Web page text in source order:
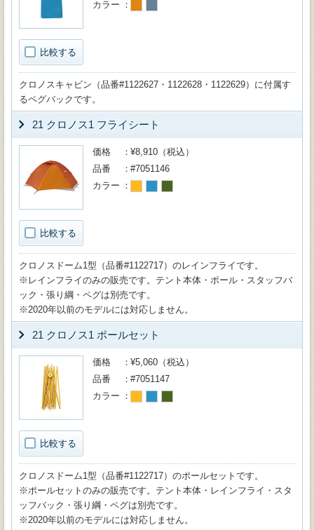
比較する
カラー
クロノスキャビン（品番#1122627・1122628・1122629）に付属す
るペグバックです。
21 クロノス1 フライシート
比較する
価格
¥8,910（税込）
品番
#7051146
カラー
クロノスドーム1型（品番#1122717）のレインフライです。
※レインフライのみの販売です。テント本体・ポール・スタッフバ
ック・張り綱・ペグは別売です。
※2020年以前のモデルには対応しません。
21 クロノス1 ポールセット
比較する
価格
¥5,060（税込）
品番
#7051147
カラー
クロノスドーム1型（品番#1122717）のポールセットです。
※ポールセットのみの販売です。テント本体・レインフライ・スタ
ッフバック・張り綱・ペグは別売です。
※2020年以前のモデルには対応しません。